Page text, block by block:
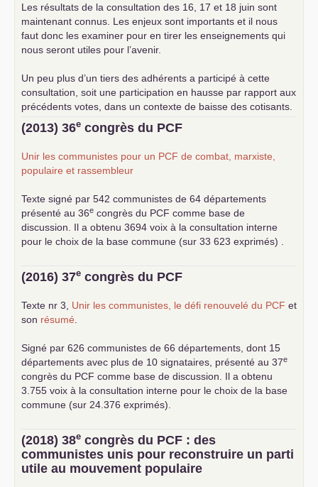
Les résultats de la consultation des 16, 17 et 18 juin sont
maintenant connus. Les enjeux sont importants et il nous
faut donc les examiner pour en tirer les enseignements qui
nous seront utiles pour l’avenir.
Un peu plus d’un tiers des adhérents a participé à cette
consultation, soit une participation en hausse par rapport aux
précédents votes, dans un contexte de baisse des cotisants.
... lire la suite
(2013) 36e congrès du PCF
Unir les communistes pour un PCF de combat, marxiste,
populaire et rassembleur
Texte signé par 542 communistes de 64 départements
présenté au 36e congrès du PCF comme base de
discussion. Il a obtenu 3694 voix à la consultation interne
pour le choix de la base commune (sur 33 623 exprimés) .
(2016) 37e congrès du PCF
Texte nr 3, Unir les communistes, le défi renouvelé du PCF et
son résumé
Signé par 626 communistes de 66 départements, dont 15
départements avec plus de 10 signataires, présenté au 37e
congrès du PCF comme base de discussion. Il a obtenu
3.755 voix à la consultation interne pour le choix de la base
commune (sur 24.376 exprimés).
(2018) 38e congrès du PCF : des
communistes unis pour reconstruire un parti
utile au mouvement populaire